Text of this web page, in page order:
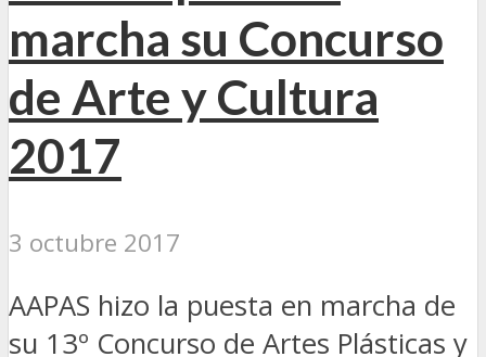
marcha su Concurso
de Arte y Cultura
2017
3 octubre 2017
AAPAS hizo la puesta en marcha de
su 13º Concurso de Artes Plásticas y